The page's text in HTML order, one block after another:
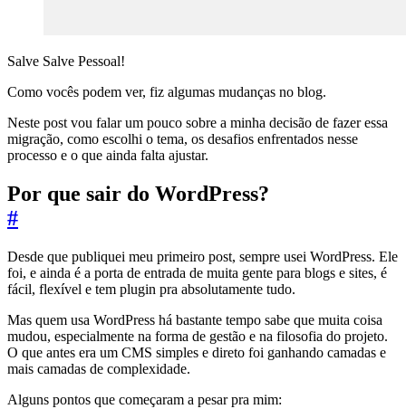
Salve Salve Pessoal!
Como vocês podem ver, fiz algumas mudanças no blog.
Neste post vou falar um pouco sobre a minha decisão de fazer essa
migração, como escolhi o tema, os desafios enfrentados nesse
processo e o que ainda falta ajustar.
Por que sair do WordPress?
#
Desde que publiquei meu primeiro post, sempre usei WordPress. Ele
foi, e ainda é a porta de entrada de muita gente para blogs e sites, é
fácil, flexível e tem plugin pra absolutamente tudo.
Mas quem usa WordPress há bastante tempo sabe que muita coisa
mudou, especialmente na forma de gestão e na filosofia do projeto.
O que antes era um CMS simples e direto foi ganhando camadas e
mais camadas de complexidade.
Alguns pontos que começaram a pesar pra mim: